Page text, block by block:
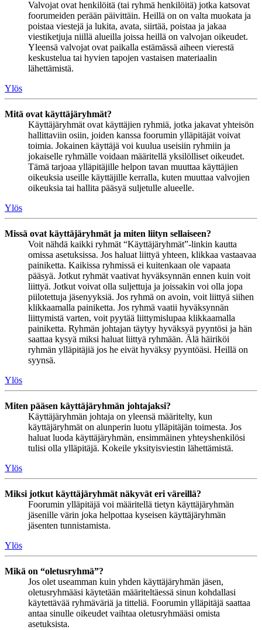
Valvojat ovat henkilöitä (tai ryhmä henkilöitä) jotka katsovat
foorumeiden perään päivittäin. Heillä on on valta muokata ja
poistaa viestejä ja lukita, avata, siirtää, poistaa ja jakaa
viestiketjuja niillä alueilla joissa heillä on valvojan oikeudet.
Yleensä valvojat ovat paikalla estämässä aiheen vierestä
keskustelua tai hyvien tapojen vastaisen materiaalin
lähettämistä.
Ylös
Mitä ovat käyttäjäryhmät?
Käyttäjäryhmät ovat käyttäjien ryhmiä, jotka jakavat yhteisön
hallittaviin osiin, joiden kanssa foorumin ylläpitäjät voivat
toimia. Jokainen käyttäjä voi kuulua useisiin ryhmiin ja
jokaiselle ryhmälle voidaan määritellä yksilölliset oikeudet.
Tämä tarjoaa ylläpitäjille helpon tavan muuttaa käyttäjien
oikeuksia useille käyttäjille kerralla, kuten muuttaa valvojien
oikeuksia tai hallita pääsyä suljetulle alueelle.
Ylös
Missä ovat käyttäjäryhmät ja miten liityn sellaiseen?
Voit nähdä kaikki ryhmät “Käyttäjäryhmät”-linkin kautta
omissa asetuksissa. Jos haluat liittyä yhteen, klikkaa vastaavaa
painiketta. Kaikissa ryhmissä ei kuitenkaan ole vapaata
pääsyä. Jotkut ryhmät vaativat hyväksynnän ennen kuin voit
liittyä. Jotkut voivat olla suljettuja ja joissakin voi olla jopa
piilotettuja jäsenyyksiä. Jos ryhmä on avoin, voit liittyä siihen
klikkaamalla painiketta. Jos ryhmä vaatii hyväksynnän
liittymistä varten, voit pyytää liittymislupaa klikkaamalla
painiketta. Ryhmän johtajan täytyy hyväksyä pyyntösi ja hän
saattaa kysyä miksi haluat liittyä ryhmään. Älä häiriköi
ryhmän ylläpitäjiä jos he eivät hyväksy pyyntöäsi. Heillä on
syynsä.
Ylös
Miten pääsen käyttäjäryhmän johtajaksi?
Käyttäjäryhmän johtaja on yleensä määritelty, kun
käyttäjäryhmät on alunperin luotu ylläpitäjän toimesta. Jos
haluat luoda käyttäjäryhmän, ensimmäinen yhteyshenkilösi
tulisi olla ylläpitäjä. Kokeile yksityisviestin lähettämistä.
Ylös
Miksi jotkut käyttäjäryhmät näkyvät eri väreillä?
Foorumin ylläpitäjä voi määritellä tietyn käyttäjäryhmän
jäsenille värin joka helpottaa kyseisen käyttäjäryhmän
jäsenten tunnistamista.
Ylös
Mikä on “oletusryhmä”?
Jos olet useamman kuin yhden käyttäjäryhmän jäsen,
oletusryhmääsi käytetään määriteltäessä sinun kohdallasi
käytettävää ryhmäväriä ja titteliä. Foorumin ylläpitäjä saattaa
antaa sinulle oikeudet vaihtaa oletusryhmääsi omista
asetuksista.